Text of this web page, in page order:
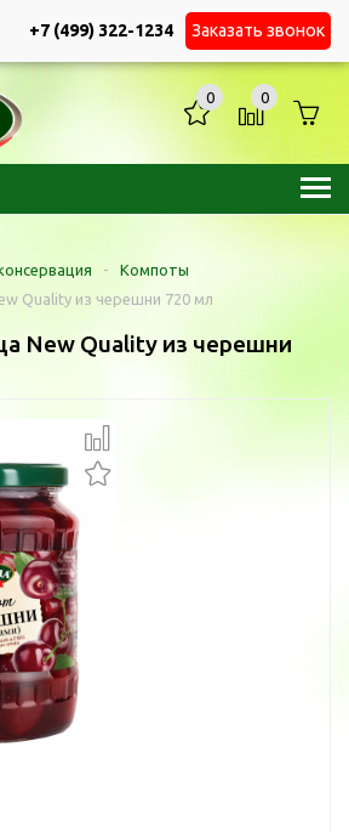
+7 (499) 322-1234 Заказать звонок
0 0
-
Компоты
Quality из черешни 720 мл
New Quality из черешни